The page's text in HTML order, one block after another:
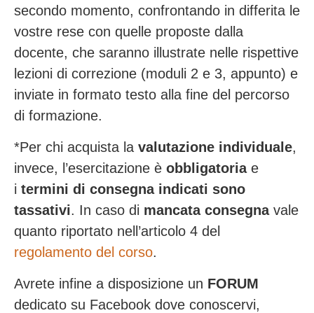
secondo momento, confrontando in differita le
vostre rese con quelle proposte dalla
docente, che saranno illustrate nelle rispettive
lezioni di correzione (moduli 2 e 3, appunto) e
inviate in formato testo alla fine del percorso
di formazione.
*Per chi acquista la valutazione individuale,
invece, l’esercitazione è obbligatoriae
i termini di consegna indicati sono
tassativi. In caso di mancata consegnavale
quanto riportato nell’articolo 4 del
regolamento del corso.
Avrete infine a disposizione un FORUM
dedicato su Facebook dove conoscervi,